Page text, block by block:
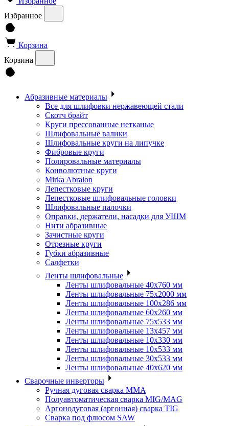
Избранное
Корзина
Корзина
Абразивные материалы
Все для шлифовки нержавеющей стали
Скотч брайт
Круги прессованные нетканые
Шлифовальные валики
Шлифовальные круги на липучке
Фибровые круги
Полировальные материалы
Конволютные круги
Mirka Abralon
Лепестковые круги
Лепестковые шлифовальные головки
Шлифовальные палочки
Оправки, держатели, насадки для УШМ
Нити абразивные
Зачистные круги
Отрезные круги
Губки абразивные
Салфетки
Ленты шлифовальные
Ленты шлифовальные 40х760 мм
Ленты шлифовальные 75х2000 мм
Ленты шлифовальные 100х286 мм
Ленты шлифовальные 60х260 мм
Ленты шлифовальные 75х533 мм
Ленты шлифовальные 13х457 мм
Ленты шлифовальные 10х330 мм
Ленты шлифовальные 10х533 мм
Ленты шлифовальные 30х533 мм
Ленты шлифовальные 40х620 мм
Сварочные инверторы
Ручная дуговая сварка MMA
Полуавтоматическая сварка MIG/MAG
Аргонодуговая (аргонная) сварка TIG
Сварка под флюсом SAW